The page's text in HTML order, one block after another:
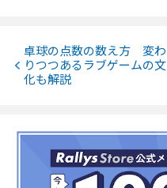
卓球の点数の数え方 変わ
りつつあるラブゲームの文
化も解説